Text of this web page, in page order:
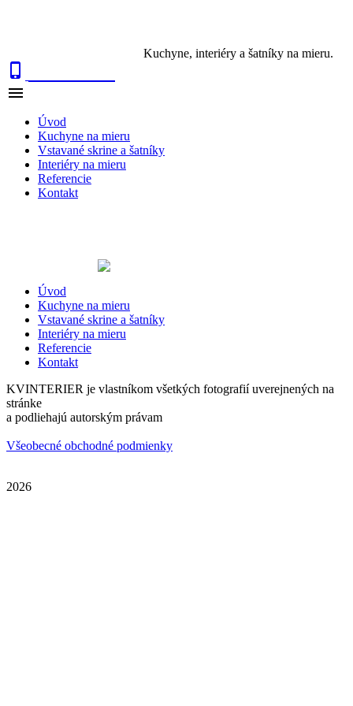
Kuchyne, interiéry a šatníky na mieru.


Úvod
Kuchyne na mieru
Vstavané skrine a šatníky
Interiéry na mieru
Referencie
Kontakt
Úvod
Kuchyne na mieru
Vstavané skrine a šatníky
Interiéry na mieru
Referencie
Kontakt
KVINTERIER je vlastníkom všetkých fotografií uverejnených na
stránke
a podliehajú autorským právam
Všeobecné obchodné podmienky
2026